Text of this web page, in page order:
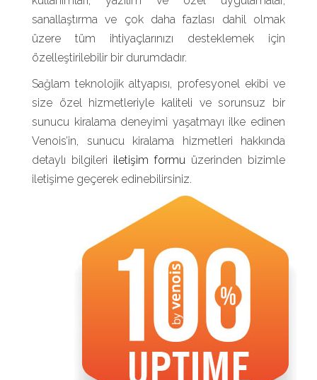
sanallaştırma ve çok daha fazlası dahil olmak
üzere tüm ihtiyaçlarınızı desteklemek için
özelleştirilebilir bir durumdadır.
Sağlam teknolojik altyapısı, profesyonel ekibi ve
size özel hizmetleriyle kaliteli ve sorunsuz bir
sunucu kiralama deneyimi yaşatmayı ilke edinen
Venois’in, sunucu kiralama hizmetleri hakkında
detaylı bilgileri iletişim formu üzerinden bizimle
iletişime geçerek edinebilirsiniz.